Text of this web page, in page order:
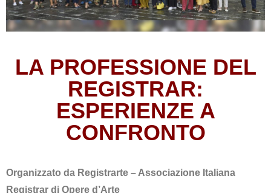
LA PROFESSIONE DEL
REGISTRAR:
ESPERIENZE A
CONFRONTO
Organizzato da Registrarte – Associazione Italiana
Registrar di Opere d’Arte